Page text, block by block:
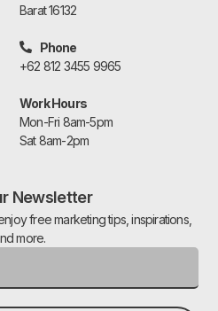
Barat 16132
Phone
+62 812 3455 9965
Work Hours
Mon-Fri 8am-5pm
Sat 8am-2pm
Newsletter
free marketing tips, inspirations,
more.